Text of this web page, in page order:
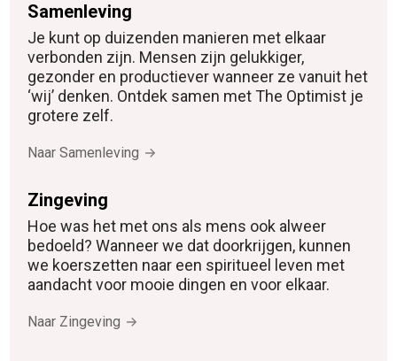
Samenleving
Je kunt op duizenden manieren met elkaar
verbonden zijn. Mensen zijn gelukkiger,
gezonder en productiever wanneer ze vanuit het
‘wij’ denken. Ontdek samen met The Optimist je
grotere zelf.
Naar Samenleving
Zingeving
Hoe was het met ons als mens ook alweer
bedoeld? Wanneer we dat doorkrijgen, kunnen
we koerszetten naar een spiritueel leven met
aandacht voor mooie dingen en voor elkaar.
Naar Zingeving